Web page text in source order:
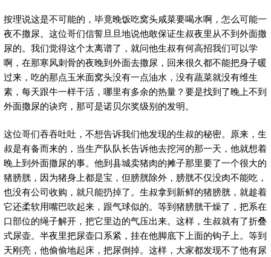
按理说这是不可能的，毕竟晚饭吃窝头咸菜要喝水啊，怎么可能一
夜不撒尿。这位哥们信誓旦旦地说他敢保证生叔夜里从不到外面撒
尿的。我们觉得这个太离谱了，就问他生叔有何高招我们可以学
啊，在那寒风刺骨的夜晚到外面去撒尿，回来很久都不能把身子暖
过来，吃的那点玉米面窝头没有一点油水，没有蔬菜就没有维生
素，每天跟牛一样干活，哪里有多余的热量？要是找到了晚上不到
外面撒尿的诀窍，那可是诺贝尔奖级别的发明。
这位哥们吞吞吐吐，不想告诉我们他发现的生叔的秘密。原来，生
叔是有备而来的，当生产队队长告诉他去挖河的那一天，他就想着
晚上到外面撒尿的事。他到县城卖猪肉的摊子那里要了一个很大的
猪膀胱，因为猪身上都是宝，但膀胱除外，膀胱不仅没肉不能吃，
也没有公司收购，就只能扔掉了。生叔拿到新鲜的猪膀胱，就趁着
它还柔软用嘴巴吹起来，跟气球似的。等到猪膀胱干燥了，把系在
口部位的绳子解开，把它里边的气压出来。这样，生叔就有了折叠
式尿壶。半夜里把尿壶口系紧，挂在他脚底下上面的钩子上。等到
天刚亮，他偷偷地起床，把尿倒掉。这样，大家都发现不了他有尿